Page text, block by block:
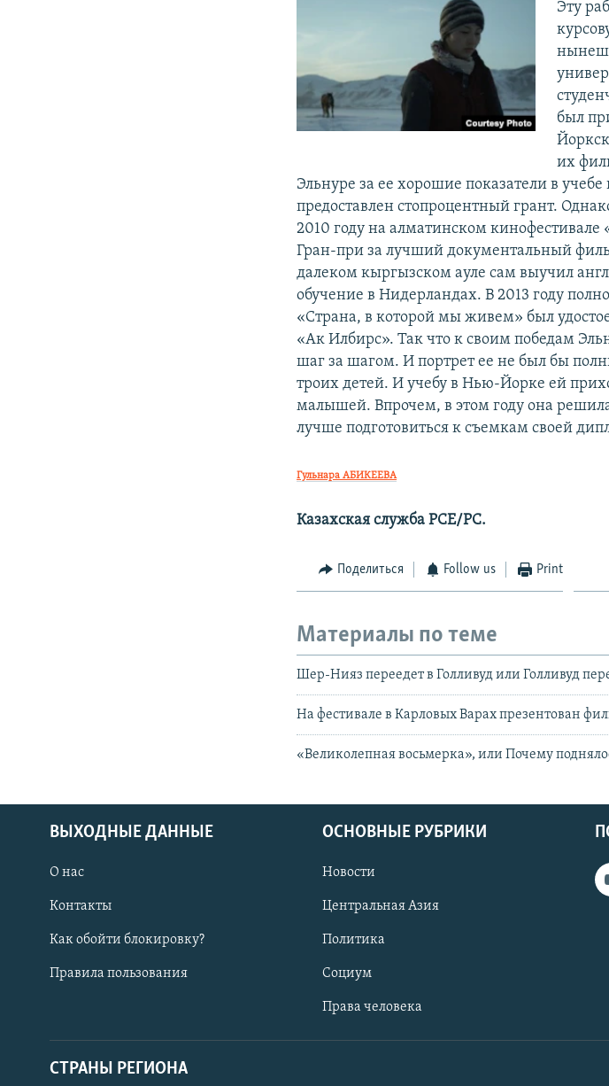
Эту
был
их
Эльнуре за ее хорошие показатели в
предоставлен стопроцентный грант.
2010 году на алматинском
Гран-при за лучший документальный
далеком кыргызском ауле сам выучил
обучение в Нидерландах. В 2013 году
«Страна, в которой мы живем» был
«Ак Илбирс». Так что к своим победам
шаг за шагом. И портрет ее не был бы
троих детей. И учебу в Нью-Йорке ей
малышей. Впрочем, в этом году она
лучше подготовиться к съемкам своей
Гульнара АБИКЕЕВА
Казахская служба РСЕ/РС.
Поделиться Follow us Print
Материалы по теме
Шер-Нияз переедет в Голливуд или Голливуд
На фестивале в Карловых Варах презентован
«Великолепная восьмерка», или Почему
ВЫХОДНЫЕ ДАННЫЕ
О нас
Контакты
Как обойти блокировку?
Правила пользования
ОСНОВНЫЕ РУБРИКИ
Новости
Центральная Азия
Политика
Социум
Права человека
СТРАНЫ РЕГИОНА